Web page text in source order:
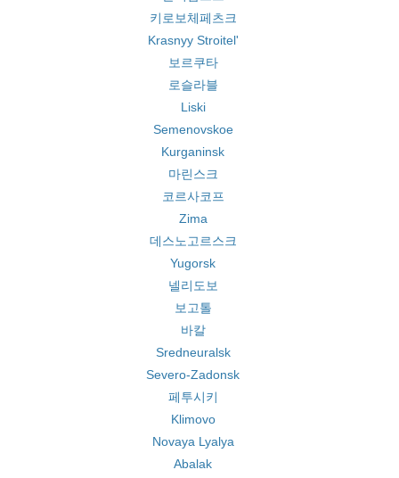
키로보체페츠크
Krasnyy Stroitel'
보르쿠타
로슬라블
Liski
Semenovskoe
Kurganinsk
마린스크
코르사코프
Zima
데스노고르스크
Yugorsk
넬리도보
보고톨
바칼
Sredneuralsk
Severo-Zadonsk
페투시키
Klimovo
Novaya Lyalya
Abalak